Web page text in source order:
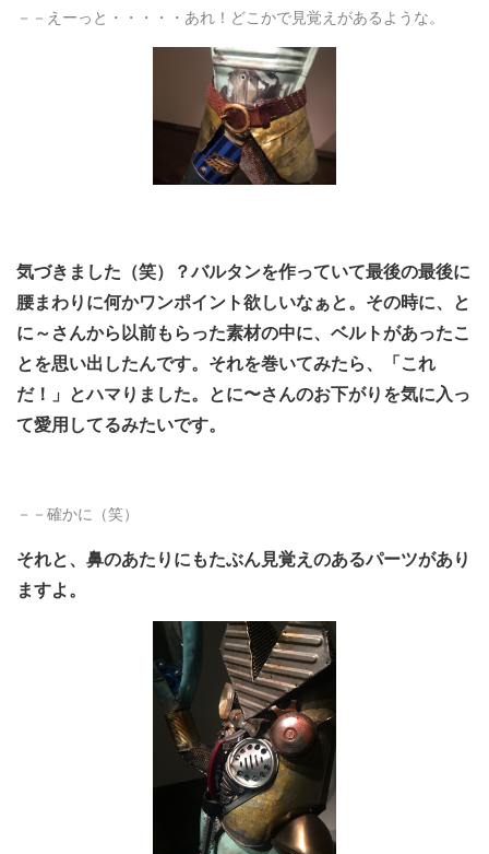
－－えーっと・・・・・あれ！どこかで見覚えがあるような。
気づきました（笑）？バルタンを作っていて最後の最後に
腰まわりに何かワンポイント欲しいなぁと。その時に、と
に～さんから以前もらった素材の中に、ベルトがあったこ
とを思い出したんです。それを巻いてみたら、「これ
だ！」とハマりました。とに〜さんのお下がりを気に入っ
て愛用してるみたいです。
－－確かに（笑）
それと、鼻のあたりにもたぶん見覚えのあるパーツがあり
ますよ。